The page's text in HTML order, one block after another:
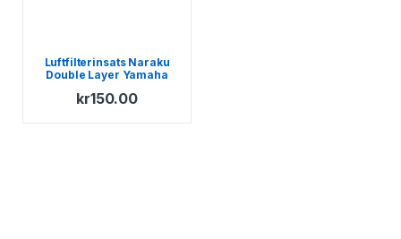
Luftfilterinsats Naraku
Double Layer Yamaha
kr150.00